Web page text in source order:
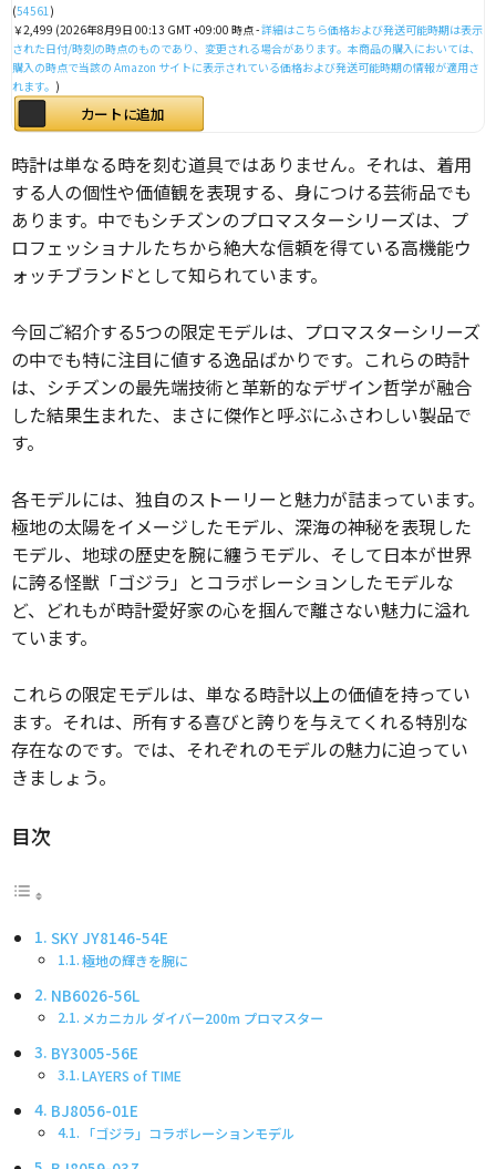
(54561 )
￥2,499 (2026年8月9日 00:13 GMT +09:00 時点 -詳細はこちら価格および発送可能時期は表示
された日付/時刻の時点のものであり、変更される場合があります。本商品の購入においては、
購入の時点で当該の Amazon サイトに表示されている価格および発送可能時期の情報が適用さ
れます。 )
カートに追加
時計は単なる時を刻む道具ではありません。それは、着用
する人の個性や価値観を表現する、身につける芸術品でも
あります。中でもシチズンのプロマスターシリーズは、プ
ロフェッショナルたちから絶大な信頼を得ている高機能ウ
ォッチブランドとして知られています。
今回ご紹介する5つの限定モデルは、プロマスターシリーズ
の中でも特に注目に値する逸品ばかりです。これらの時計
は、シチズンの最先端技術と革新的なデザイン哲学が融合
した結果生まれた、まさに傑作と呼ぶにふさわしい製品で
す。
各モデルには、独自のストーリーと魅力が詰まっています。
極地の太陽をイメージしたモデル、深海の神秘を表現した
モデル、地球の歴史を腕に纏うモデル、そして日本が世界
に誇る怪獣「ゴジラ」とコラボレーションしたモデルな
ど、どれもが時計愛好家の心を掴んで離さない魅力に溢れ
ています。
これらの限定モデルは、単なる時計以上の価値を持ってい
ます。それは、所有する喜びと誇りを与えてくれる特別な
存在なのです。では、それぞれのモデルの魅力に迫ってい
きましょう。
目次
SKY JY8146-54E
極地の輝きを腕に
NB6026-56L
メカニカル ダイバー200m プロマスター
BY3005-56E
LAYERS of TIME
BJ8056-01E
「ゴジラ」コラボレーションモデル